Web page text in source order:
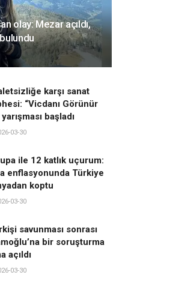
olay: Mezar açıldı,
karşı sanat
“Vicdanı Görünür
yarışması başladı
03-30
ile 12 katlık uçurum:
enflasyonunda Türkiye
koptu
03-30
savunması sonrası
bir soruşturma
açıldı
03-30